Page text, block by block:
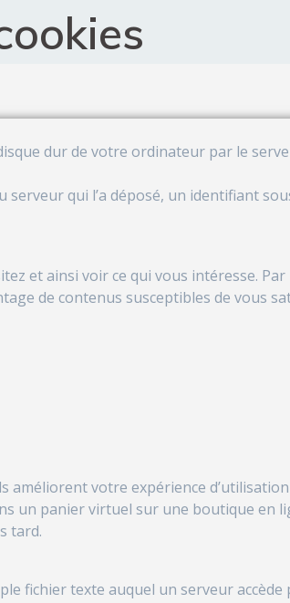
dur de votre ordinateur par le
qui l’a déposé, un identifiant
et ainsi voir ce qui vous intéresse. Par
de contenus susceptibles de vous
améliorent votre expérience
un panier virtuel sur une boutique en
tard.
fichier texte auquel un serveur